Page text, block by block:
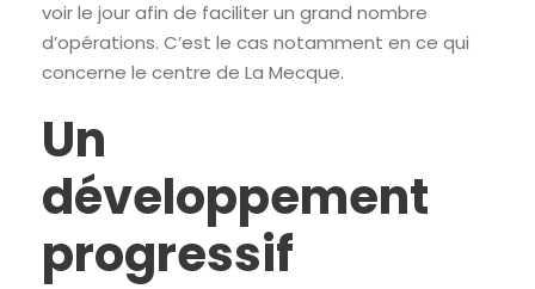
voir le jour afin de faciliter un grand nombre
d’opérations. C’est le cas notamment en ce qui
concerne le centre de La Mecque.
Un
développement
progressif